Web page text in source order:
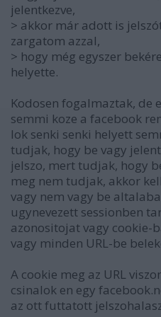
jelentkezve,
> akkor már adott is
zargatom azzal,
> hogy még egyszer
helyette.
Kodosen fogalmaztak, de
semmi koze a facebook
lok senki senki helyett
tudjak, hogy be vagy
jelszo, mert tudjak, hogy
meg nem tudjak, akkor
vagy nem vagy be
ugynevezett sessionben
azonositojat vagy cookie-
vagy minden URL-be
A cookie meg az URL
csinalok en egy
az ott futtatott